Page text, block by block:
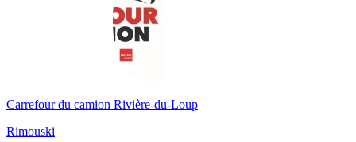
Carrefour du camion Rivière-du-Loup
Rimouski